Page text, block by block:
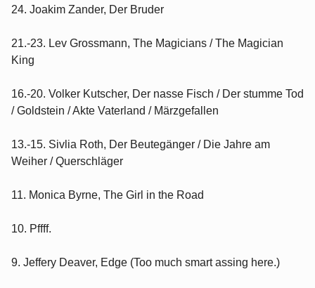
24. Joakim Zander, Der Bruder
21.-23. Lev Grossmann, The Magicians / The Magician
King
16.-20. Volker Kutscher, Der nasse Fisch / Der stumme Tod
/ Goldstein / Akte Vaterland / Märzgefallen
13.-15. Sivlia Roth, Der Beutegänger / Die Jahre am
Weiher / Querschläger
11. Monica Byrne, The Girl in the Road
10. Pffff.
9. Jeffery Deaver, Edge (Too much smart assing here.)